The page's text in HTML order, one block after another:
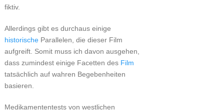
fiktiv.
Allerdings gibt es durchaus einige
historischeParallelen, die dieser Film
aufgreift. Somit muss ich davon ausgehen,
dass zumindest einige Facetten des Film
tatsächlich auf wahren Begebenheiten
basieren.
Medikamententests von westlichen